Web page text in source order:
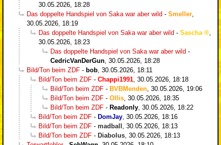
30.05.2026, 18:28
Das doppelte Handspiel von Saka war aber wild - Smeller
30.05.2026, 18:19
Das doppelte Handspiel von Saka war aber wild - Sascha
30.05.2026, 18:23
Das doppelte Handspiel von Saka war aber wild -
CedricVanDerGun 30.05.2026, 18:28
Bild/Ton beim ZDF - bob 30.05.2026, 18:11
Bild/Ton beim ZDF - Chappi1991 30.05.2026, 18:18
Bild/Ton beim ZDF - BVBMenden 30.05.2026, 19:06
Bild/Ton beim ZDF - Ollis 30.05.2026, 18:35
Bild/Ton beim ZDF - Readonly 30.05.2026, 18:22
Bild/Ton beim ZDF - DomJay 30.05.2026, 18:16
Bild/Ton beim ZDF - madball
30.05.2026, 18:13
Bild/Ton beim ZDF - Diabolus 30.05.2026, 18:13